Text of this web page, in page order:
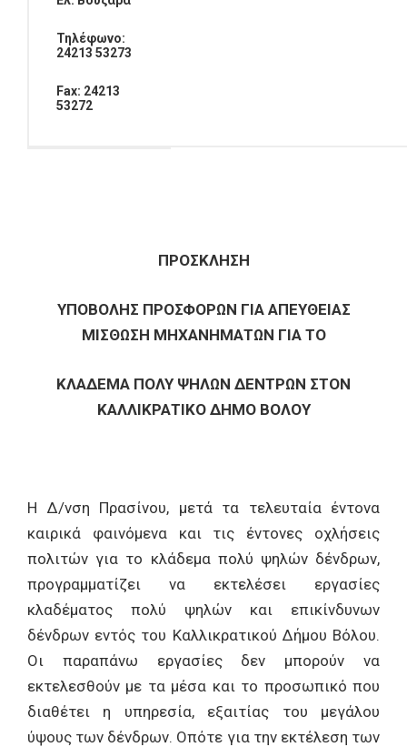
Τηλέφωνο:
24213 53273
Fax: 24213
53272
ΠΡΟΣΚΛΗΣΗ
ΥΠΟΒΟΛΗΣ ΠΡΟΣΦΟΡΩΝ ΓΙΑ ΑΠΕΥΘΕΙΑΣ
ΜΙΣΘΩΣΗ ΜΗΧΑΝΗΜΑΤΩΝ ΓΙΑ ΤΟ
ΚΛΑΔΕΜΑ ΠΟΛΥ ΨΗΛΩΝ ΔΕΝΤΡΩΝ ΣΤΟΝ
ΚΑΛΛΙΚΡΑΤΙΚΟ ΔΗΜΟ ΒΟΛΟΥ
Η Δ/νση Πρασίνου, μετά τα τελευταία έντονα
καιρικά φαινόμενα και τις έντονες οχλήσεις
πολιτών για το κλάδεμα πολύ ψηλών δένδρων,
προγραμματίζει να εκτελέσει εργασίες
κλαδέματος πολύ ψηλών και επικίνδυνων
δένδρων εντός του Καλλικρατικού Δήμου Βόλου.
Οι παραπάνω εργασίες δεν μπορούν να
εκτελεσθούν με τα μέσα και το προσωπικό που
διαθέτει η υπηρεσία, εξαιτίας του μεγάλου
ύψους των δένδρων. Οπότε για την εκτέλεση των